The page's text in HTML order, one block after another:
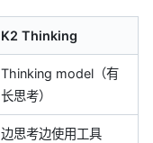
K2 Thinking
Thinking model（有
长思考）
边思考边使用工具